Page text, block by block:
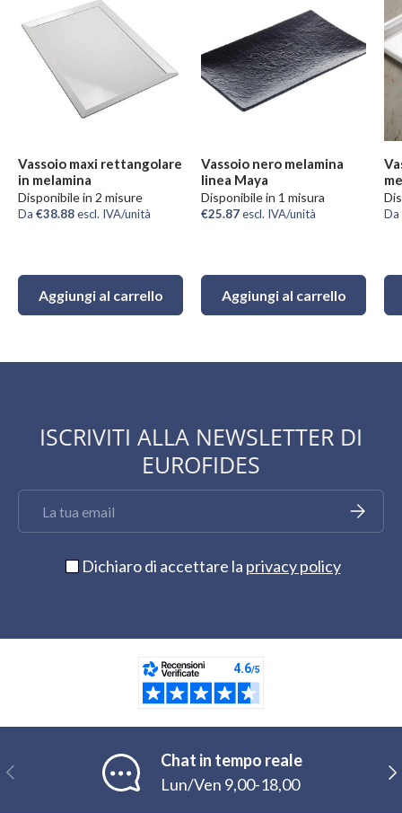
Vassoio maxi rettangolare
in melamina
Disponibile in 2 misure
Da €38.88escl. IVA/unità
Aggiungi al carrello
Vassoio nero melamina
linea Maya
Disponibile in 1 misura
€25.87escl. IVA/unità
Aggiungi al carrello
Da
ISCRIVITI ALLA NEWSLETTER DI
EUROFIDES
Iscriviti
Dichiaro di accettare la privacy policy
Indietro
Chat in tempo reale
Lun/Ven 9,00-18,00